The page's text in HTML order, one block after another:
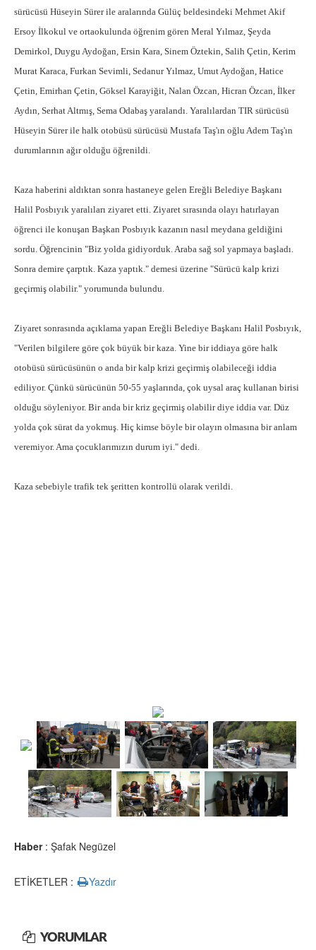
sürücüsü Hüseyin Sürer ile aralarında Gülüç beldesindeki Mehmet Akif
Ersoy İlkokul ve ortaokulunda öğrenim gören Meral Yılmaz, Şeyda
Demirkol, Duygu Aydoğan, Ersin Kara, Sinem Öztekin, Salih Çetin, Kerim
Murat Karaca, Furkan Sevimli, Sedanur Yılmaz, Umut Aydoğan, Hatice
Çetin, Emirhan Çetin, Göksel Karayiğit, Nalan Özcan, Hicran Özcan, İlker
Aydın, Serhat Altmış, Sema Odabaş yaralandı. Yaralılardan TIR sürücüsü
Hüseyin Sürer ile halk otobüsü sürücüsü Mustafa Taş'ın oğlu Adem Taş'ın
durumlarının ağır olduğu öğrenildi.
Kaza haberini aldıktan sonra hastaneye gelen Ereğli Belediye Başkanı
Halil Posbıyık yaralıları ziyaret etti. Ziyaret sırasında olayı hatırlayan
öğrenci ile konuşan Başkan Posbıyık kazanın nasıl meydana geldiğini
sordu. Öğrencinin "Biz yolda gidiyorduk. Araba sağ sol yapmaya başladı.
Sonra demire çarptık. Kaza yaptık." demesi üzerine "Sürücü kalp krizi
geçirmiş olabilir." yorumunda bulundu.
Ziyaret sonrasında açıklama yapan Ereğli Belediye Başkanı Halil Posbıyık,
"Verilen bilgilere göre çok büyük bir kaza. Yine bir iddiaya göre halk
otobüsü sürücüsünün o anda bir kalp krizi geçirmiş olabileceği iddia
ediliyor. Çünkü sürücünün 50-55 yaşlarında, çok uysal araç kullanan birisi
olduğu söyleniyor. Bir anda bir kriz geçirmiş olabilir diye iddia var. Düz
yolda çok sürat da yokmuş. Hiç kimse böyle bir olayın olmasına bir anlam
veremiyor. Ama çocuklarımızın durum iyi." dedi.
Kaza sebebiyle trafik tek şeritten kontrollü olarak verildi.
Haber: Şafak Negüzel
ETİKETLER : Yazdır
YORUMLAR